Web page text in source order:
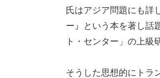
氏はアジア問題にも詳
ー』という本を著し話
ト・センター」の上級
そうした思想的にトラ